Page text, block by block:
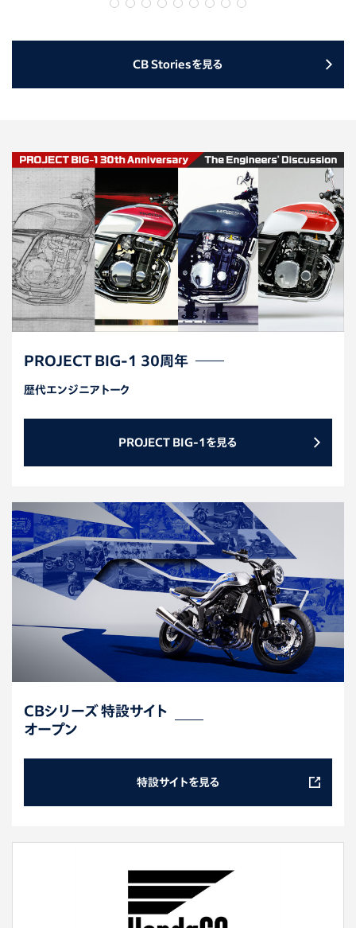
CB Storiesを見る
PROJECT BIG-1 30周年
歴代エンジニアトーク
PROJECT BIG-1を見る
CBシリーズ 特設サイト
オープン
特設サイトを見る